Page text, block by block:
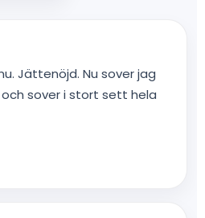
Jättenöjd. Nu sover jag
sover i stort sett hela